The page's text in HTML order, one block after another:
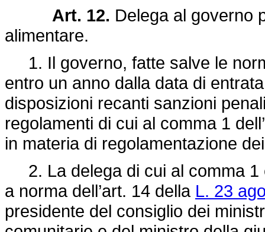
Art. 12. Delega al governo
alimentare.
1. Il governo, fatte salve le
entro un anno dalla data di
disposizioni recanti sanzioni
regolamenti di cui al comma 1
in materia di regolamentazione
2. La delega di cui al comma 1
a norma dell’art. 14 della L. 23
presidente del consiglio dei